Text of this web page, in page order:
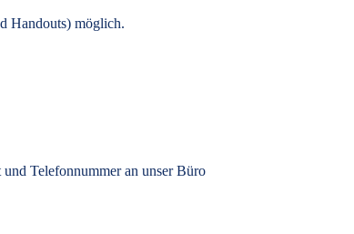
Handouts) möglich.
Telefonnummer an unser Büro